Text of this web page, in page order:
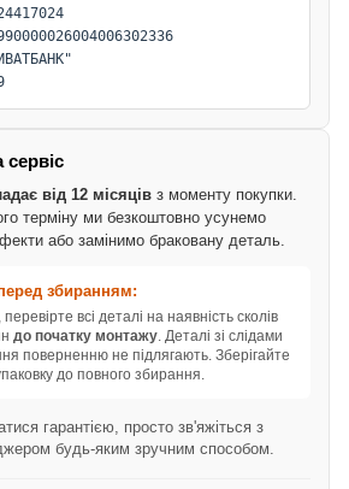
сервіс
від 12 місяців з моменту покупки.
терміну ми безкоштовно усунемо
або замінимо браковану деталь.
збиранням:
всі деталі на наявність сколів
до початку монтажу . Деталі зі слідами
поверненню не підлягають. Зберігайте
до повного збирання.
гарантією, просто зв'яжіться з
будь-яким зручним способом.